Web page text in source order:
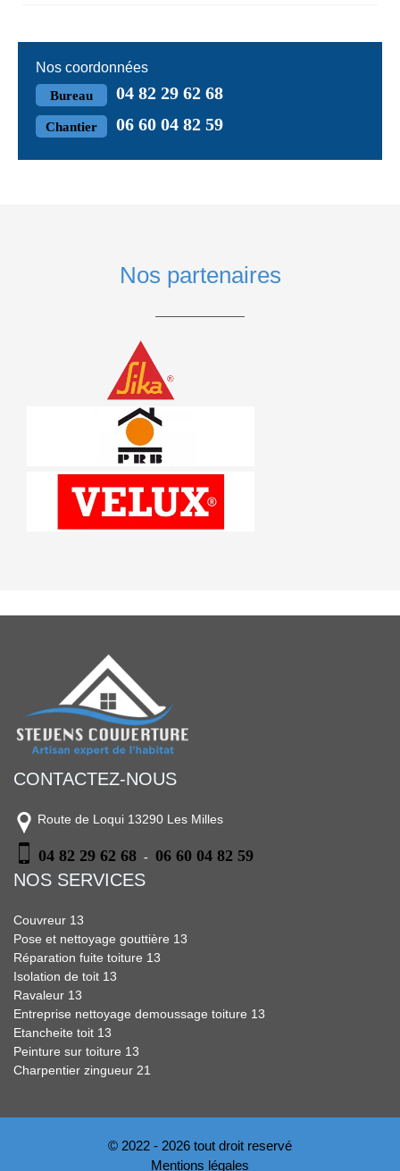
Nos coordonnées
Bureau 04 82 29 62 68
Chantier 06 60 04 82 59
Nos partenaires
CONTACTEZ-NOUS
Route de Loqui 13290 Les Milles
04 82 29 62 68 - 06 60 04 82 59
NOS SERVICES
Couvreur 13
Pose et nettoyage gouttière 13
Réparation fuite toiture 13
Isolation de toit 13
Ravaleur 13
Entreprise nettoyage demoussage toiture 13
Etancheite toit 13
Peinture sur toiture 13
Charpentier zingueur 21
© 2022 - 2026 tout droit reservé
Mentions légales